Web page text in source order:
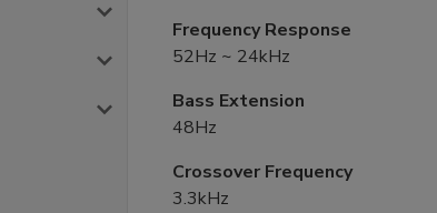
Frequency Response
52Hz ~ 24kHz
Bass Extension
48Hz
Crossover Frequency
3.3kHz